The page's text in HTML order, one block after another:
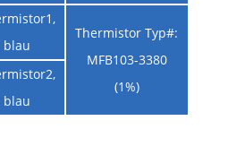
blau
Thermistor Typ#:
MFB103-3380
(1%)
blau